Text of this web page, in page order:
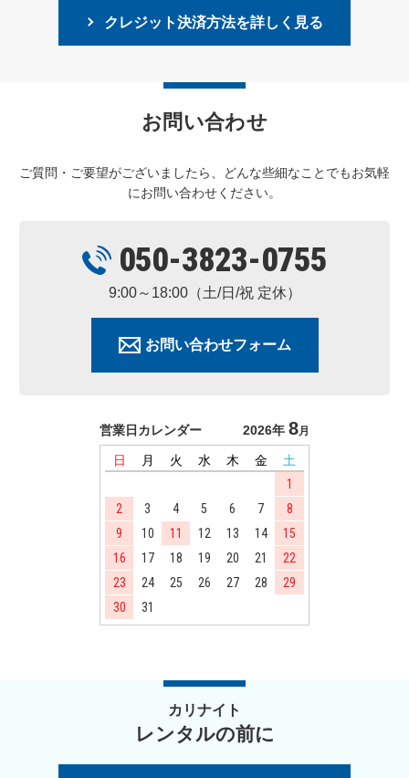
クレジット決済方法を詳しく見る
お問い合わせ
ご質問・ご要望がございましたら、どんな些細なことでもお気軽
にお問い合わせください。
営業日カレンダー 2026年 8月
日 月 火 水 木 金
土
1
2
3 4 5 6 7
8
9
10 11 12 13 14
15
16
17 18 19 20 21
22
23
24 25 26 27 28
29
30
31
050-3823-0755
9:00～18:00（土/日/祝 定休）
お問い合わせフォーム
カリナイト
レンタルの前に